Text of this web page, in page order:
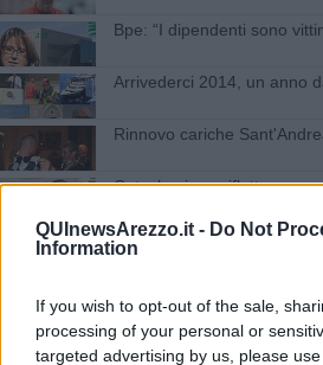
QUInewsArezzo.it - Do Not
Information
If you wish to opt-out of the sale,
processing of your personal or
targeted advertising by us, please
Bpe: “I dipendenti sono
Arrivederci 2014, un anno
Rinnovo cariche
Catechesi per riflettere e
La reliquia di Papa Wojtyla
San Donato "regala" un